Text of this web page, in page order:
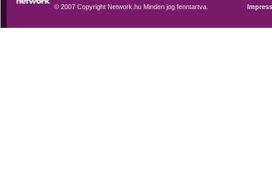
© 2007 Copyright Network.hu Minden jog fenntartva.